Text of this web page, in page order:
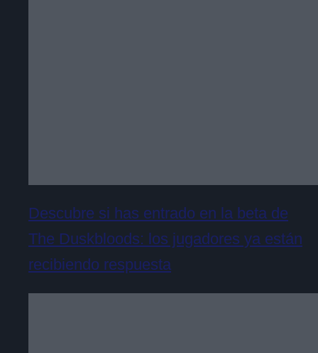
Descubre si has entrado en la beta de
The Duskbloods: los jugadores ya están
recibiendo respuesta